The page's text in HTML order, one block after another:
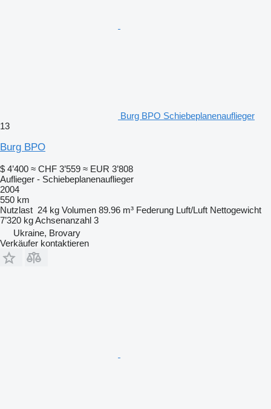
Burg BPO Schiebeplanenauflieger
13
Burg BPO
$ 4’400 ≈ CHF 3’559 ≈ EUR 3’808
Auflieger - Schiebeplanenauflieger
2004
550 km
Nutzlast 24 kg Volumen 89.96 m³ Federung Luft/Luft Nettogewicht
7’320 kgAchsenanzahl 3
Ukraine, Brovary
Verkäufer kontaktieren